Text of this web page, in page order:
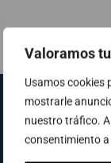
Valoramos
Usamos cookies
mostrarle
nuestro tráfico.
consentimiento a